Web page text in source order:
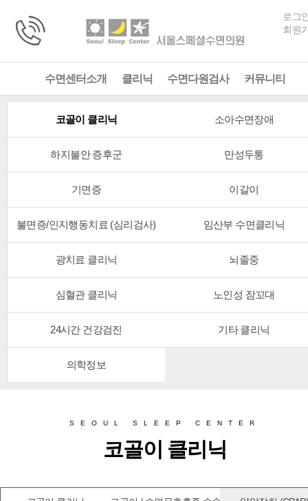
로그
회원
수면센터소개 클리닉 수면다원검사 커뮤니티
코골이 클리닉 소아수면장애
하지불안 증후군 만성두통
기면증 이갈이
불면증/인지행동치료 (심리검사) 임산부 수면클리닉
광치료 클리닉 뇌졸중
심혈관 클리닉 노인성 잠꼬대
24시간 건강검진 기타 클리닉
의학정보
SEOUL SLEEP CENTER
코골이 클리닉